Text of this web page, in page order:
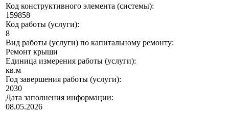
Код конструктивного элемента (системы):
159858
Код работы (услуги):
8
Вид работы (услуги) по капитальному ремонту:
Ремонт крыши
Единица измерения работы (услуги):
кв.м
Год завершения работы (услуги):
2030
Дата заполнения информации:
08.05.2026